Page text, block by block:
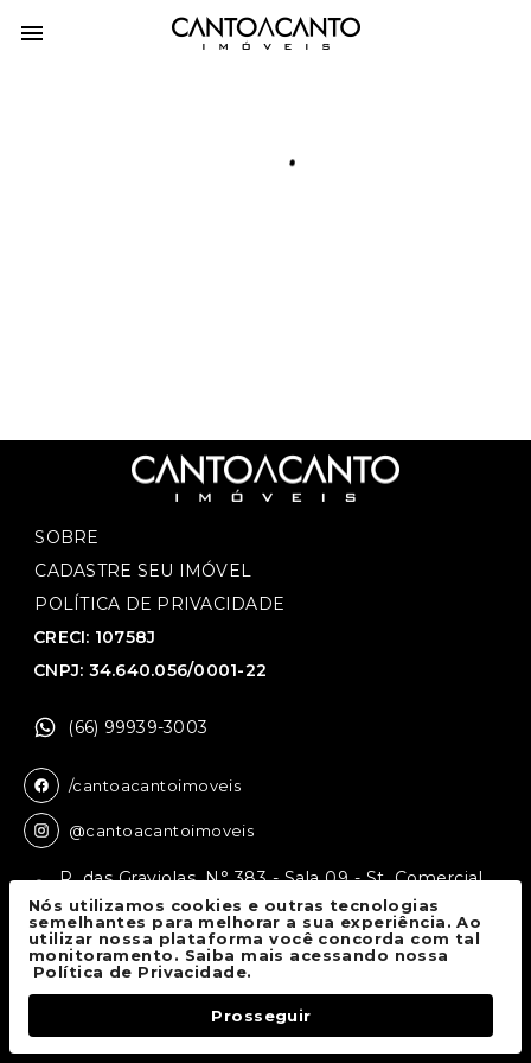
SOBRE
CADASTRE SEU IMÓVEL
POLÍTICA DE PRIVACIDADE
CRECI: 10758J
CNPJ: 34.640.056/0001-22
(66) 99939-3003
/cantoacantoimoveis
@cantoacantoimoveis
R. das Graviolas, N° 383 - Sala 09 - St. Comercial,
Sinop - MT, 78550-136
Canto a Canto Imóveis© 2026.
Todos os direitos reservados.
Nós utilizamos cookies e outras tecnologias
semelhantes para melhorar a sua experiência. Ao
utilizar nossa plataforma você concorda com tal
monitoramento. Saiba mais acessando nossa
Política de Privacidade.
Prosseguir